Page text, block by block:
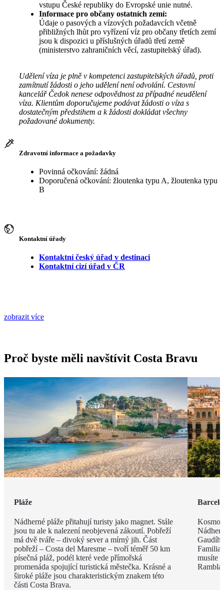
vstupu České republiky do Evropské unie nutné.
Informace pro občany ostatních zemí:
Údaje o pasových a vízových požadavcích včetně
přibližných lhůt pro vyřízení víz pro občany třetích zemí
jsou k dispozici u příslušných úřadů třetí země
(ministerstvo zahraničních věcí, zastupitelský úřad).
Udělení víza je plně v kompetenci zastupitelských úřadů, proti
zamítnutí žádosti o jeho udělení není odvolání. Cestovní
kancelář Čedok nenese odpovědnost za případné neudělení
víza. Klientům doporučujeme podávat žádosti o víza s
dostatečným předstihem a k žádosti dokládat všechny
požadované dokumenty.
Zdravotní informace a požadavky
Povinná očkování: žádná
Doporučená očkování: žloutenka typu A, žloutenka typu
B
Kontaktní úřady
Kontaktní český úřad v destinaci
Kontaktní cizí úřad v ČR
zobrazit více
Proč byste měli navštívit Costa Bravu
Pláže
Nádherné pláže přitahují turisty jako magnet. Stále
jsou tu ale k nalezení neobjevená zákoutí. Pobřeží
má dvě tváře – divoký sever a mírný jih. Část
pobřeží – Costa del Maresme – tvoří téměř 50 km
písečná pláž, podél které vede přímořská
promenáda spojující turistická městečka. Krásné a
široké pláže jsou charakteristickým znakem této
části Costa Brava.
Familia
musíte